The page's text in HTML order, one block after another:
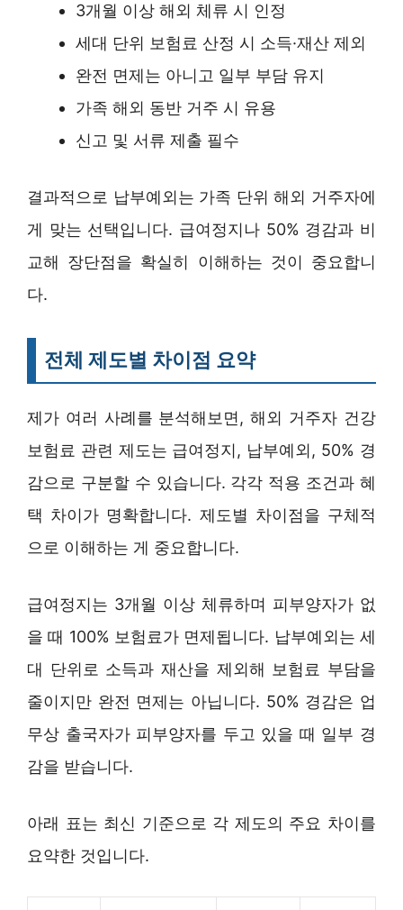
3개월 이상 해외 체류 시 인정
세대 단위 보험료 산정 시 소득·재산 제외
완전 면제는 아니고 일부 부담 유지
가족 해외 동반 거주 시 유용
신고 및 서류 제출 필수
결과적으로 납부예외는 가족 단위 해외 거주자에
게 맞는 선택입니다. 급여정지나 50% 경감과 비
교해 장단점을 확실히 이해하는 것이 중요합니
다.
전체 제도별 차이점 요약
제가 여러 사례를 분석해보면, 해외 거주자 건강
보험료 관련 제도는 급여정지, 납부예외, 50% 경
감으로 구분할 수 있습니다. 각각 적용 조건과 혜
택 차이가 명확합니다. 제도별 차이점을 구체적
으로 이해하는 게 중요합니다.
급여정지는 3개월 이상 체류하며 피부양자가 없
을 때 100% 보험료가 면제됩니다. 납부예외는 세
대 단위로 소득과 재산을 제외해 보험료 부담을
줄이지만 완전 면제는 아닙니다. 50% 경감은 업
무상 출국자가 피부양자를 두고 있을 때 일부 경
감을 받습니다.
아래 표는 최신 기준으로 각 제도의 주요 차이를
요약한 것입니다.